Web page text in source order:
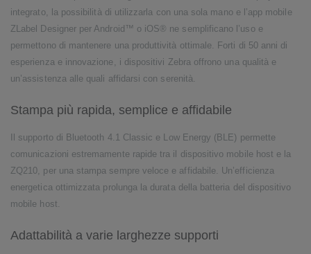
integrato, la possibilità di utilizzarla con una sola mano e l’app mobile
ZLabel Designer per Android™ o iOS® ne semplificano l’uso e
permettono di mantenere una produttività ottimale. Forti di 50 anni di
esperienza e innovazione, i dispositivi Zebra offrono una qualità e
un’assistenza alle quali affidarsi con serenità.
Stampa più rapida, semplice e affidabile
Il supporto di Bluetooth 4.1 Classic e Low Energy (BLE) permette
comunicazioni estremamente rapide tra il dispositivo mobile host e la
ZQ210, per una stampa sempre veloce e affidabile. Un’efficienza
energetica ottimizzata prolunga la durata della batteria del dispositivo
mobile host.
Adattabilità a varie larghezze supporti